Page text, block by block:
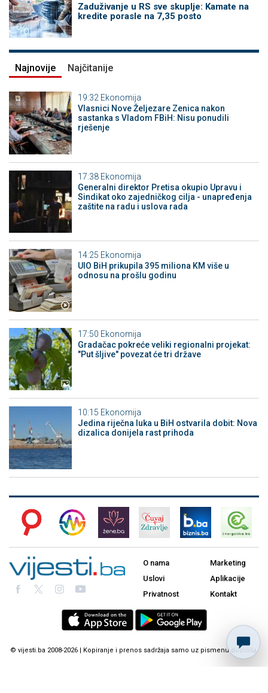
Zaduživanje u RS sve skuplje: Kamate na
kredite porasle na 7,35 posto
Najnovije Najčitanije
19:32 Ekonomija
Vlasnici Nove Željezare Zenica nakon
sastanka s Vladom FBiH: Nisu ponudili
rješenje
17:38 Ekonomija
Generalni direktor Pretisa okupio Upravu i
Sindikat oko zajedničkog cilja - unapređenja
zaštite na radu i uslova rada
14:25 Ekonomija
UIO BiH prikupila 395 miliona KM više u
odnosu na prošlu godinu
17:50 Ekonomija
Gradačac pokreće veliki regionalni projekat:
"Put šljive" povezat će tri države
10:15 Ekonomija
Jedina riječna luka u BiH ostvarila dobit: Nova
dizalica donijela rast prihoda
O nama
Uslovi
Privatnost
Marketing
Aplikacije
Kontakt
© vijesti.ba 2008-2026 | Kopiranje i prenos sadržaja samo uz pismenu dozvolu.